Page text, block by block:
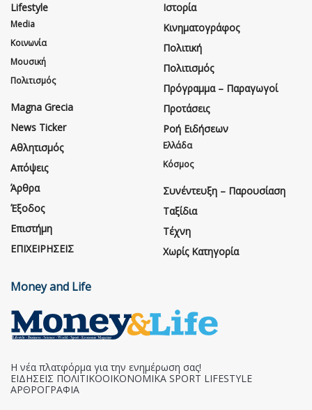
Lifestyle
Media
Κοινωνία
Μουσική
Πολιτισμός
Magna Grecia
News Ticker
Αθλητισμός
Απόψεις
Άρθρα
Έξοδος
Επιστήμη
ΕΠΙΧΕΙΡΗΣΕΙΣ
Ιστορία
Κινηματογράφος
Πολιτική
Πολιτισμός
Πρόγραμμα – Παραγωγοί
Προτάσεις
Ροή Ειδήσεων
Ελλάδα
Κόσμος
Συνέντευξη – Παρουσίαση
Ταξίδια
Τέχνη
Χωρίς Κατηγορία
Money and Life
Η νέα πλατφόρμα για την ενημέρωση σας!
ΕΙΔΗΣΕΙΣ ΠΟΛΙΤΙΚΟΟΙΚΟΝΟΜΙΚΑ SPORT LIFESTYLE
ΑΡΘΡΟΓΡΑΦΙΑ